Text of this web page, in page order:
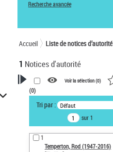
Recherche avancée
Accueil Liste de notices d’autorité
1 Notices d'autorité
VOTRE RECHERCHE
Recherche avancée dans les
notices d’autorité
Œuvres liées à l'auteur :
Temperton, Rod (1947-2016)
Voir la sélection (0)
(0)
Tri par : Défaut
sur 1
1
Temperton, Rod (1947-2016)